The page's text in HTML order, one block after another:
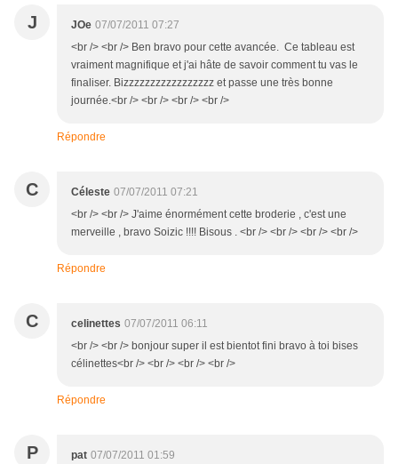
J JOe 07/07/2011 07:27
<br /> <br /> Ben bravo pour cette avancée. Ce tableau est
vraiment magnifique et j'ai hâte de savoir comment tu vas le
finaliser. Bizzzzzzzzzzzzzzzzz et passe une très bonne
journée.<br /> <br /> <br /> <br />
Répondre
C Céleste 07/07/2011 07:21
<br /> <br /> J'aime énormément cette broderie , c'est une
merveille , bravo Soizic !!!! Bisous . <br /> <br /> <br /> <br />
Répondre
C celinettes 07/07/2011 06:11
<br /> <br /> bonjour super il est bientot fini bravo à toi bises
célinettes<br /> <br /> <br /> <br />
Répondre
P pat 07/07/2011 01:59